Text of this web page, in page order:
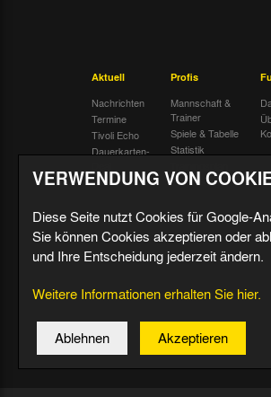
Aktuell
Nachrichten
Termine
Tivoli Echo
Dauerkarten-
Radiostream
Profis
Mannschaft &
Trainer
Spiele & Tabelle
Statistik
Geburtstage
VERWENDUNG VON
Diese Seite nutzt Cookies für Google-
Sie können Cookies akzeptieren oder
und Ihre Entscheidung jederzeit ändern.
Weitere Informationen erhalten Sie hier.
Ablehnen Akzeptieren